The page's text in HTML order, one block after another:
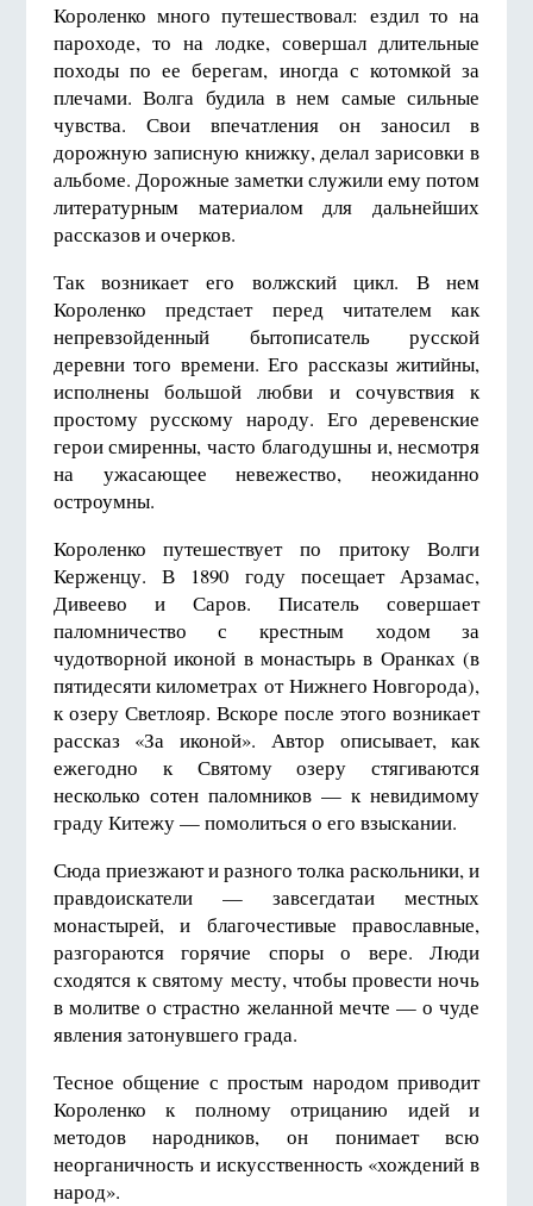
Короленко много путешествовал: ездил то на
пароходе, то на лодке, совершал длительные
походы по ее берегам, иногда с котомкой за
плечами. Волга будила в нем самые сильные
чувства. Свои впечатления он заносил в
дорожную записную книжку, делал зарисовки в
альбоме. Дорожные заметки служили ему потом
литературным материалом для дальнейших
рассказов и очерков.
Так возникает его волжский цикл. В нем
Короленко предстает перед читателем как
непревзойденный бытописатель русской
деревни того времени. Его рассказы житийны,
исполнены большой любви и сочувствия к
простому русскому народу. Его деревенские
герои смиренны, часто благодушны и, несмотря
на ужасающее невежество, неожиданно
остроумны.
Короленко путешествует по притоку Волги
Керженцу. В 1890 году посещает Арзамас,
Дивеево и Саров. Писатель совершает
паломничество с крестным ходом за
чудотворной иконой в монастырь в Оранках (в
пятидесяти километрах от Нижнего Новгорода),
к озеру Светлояр. Вскоре после этого возникает
рассказ «За иконой». Автор описывает, как
ежегодно к Святому озеру стягиваются
несколько сотен паломников — к невидимому
граду Китежу — помолиться о его взыскании.
Сюда приезжают и разного толка раскольники, и
правдоискатели — завсегдатаи местных
монастырей, и благочестивые православные,
разгораются горячие споры о вере. Люди
сходятся к святому месту, чтобы провести ночь
в молитве о страстно желанной мечте — о чуде
явления затонувшего града.
Тесное общение с простым народом приводит
Короленко к полному отрицанию идей и
методов народников, он понимает всю
неорганичность и искусственность «хождений в
народ».